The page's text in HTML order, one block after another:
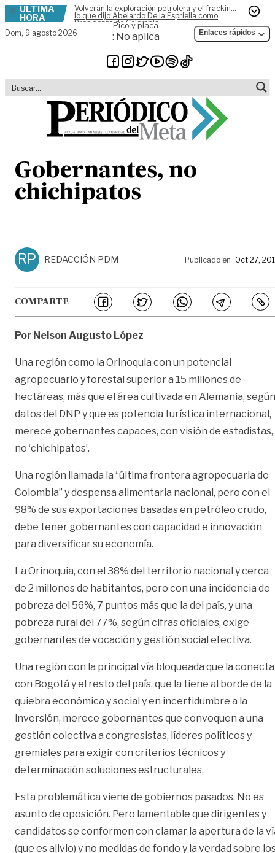
Skip to content
ÚLTIMA
HORA
Volverán la exploración petrolera y el fracking,
lo que dijo Abelardo De la Espriella como
Presidente de Colombia
Dom, 9 agosto 2026
Pico y placa
: No aplica Enlaces rápidos
Gobernantes, no
chichipatos
RP REDACCIÓN PDM Publicado en Oct 27,
COMPARTE
Por Nelson Augusto López
Una región como la Orinoquia con un potencial
agropecuario y forestal superior a 15 millones de
hectáreas, más que el área cultivada en Alemania, según
datos del DNP y que es potencia turística internacional,
merece gobernantes capaces, con visión de estadistas,
no ‘chichipatos’.
Una región llamada la “última frontera agropecuaria de
Colombia” y despensa alimentaria nacional, pero con el
98% de sus exportaciones basadas en petróleo crudo,
debe tener gobernantes con capacidad e innovación
para diversificar su economía.
La Orinoquia, con el 38% del territorio nacional y cerca
de 2 millones de habitantes, pero con una incidencia de
pobreza del 56%, 7 puntos más que la del país, y una
pobreza rural del 77%, según cifras oficiales, exige
gobernantes de vocación y gestión social efectiva.
Una región con la principal vía bloqueada que la conecta
con Bogotá y el resto del país, que la tiene al borde de la
quiebra económica y social y en incertidumbre a la
inversión, merece gobernantes que convoquen a una
gestión colectiva a congresistas, líderes políticos y
gremiales para exigir con criterios técnicos y
determinación soluciones estructurales.
Esta problemática viene de gobiernos pasados. No es
asunto de oposición. Pero lamentable que dirigentes y
candidatos se conformen con clamar la apertura de la
(que es alivio) y no medidas de fondo y la verdad sobre